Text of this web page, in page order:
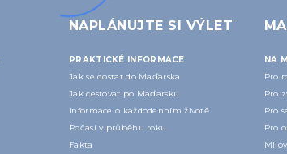
NAPLÁNUJTE SI VÝLET
PRAKTICKÉ INFORMACE
Jak se dostat do Maďarska
Jak cestovat po Maďarsku
Informace o každodenním životě
Počasí v průběhu roku
Fakta
NA
Pro
Pro
Pro
Pro